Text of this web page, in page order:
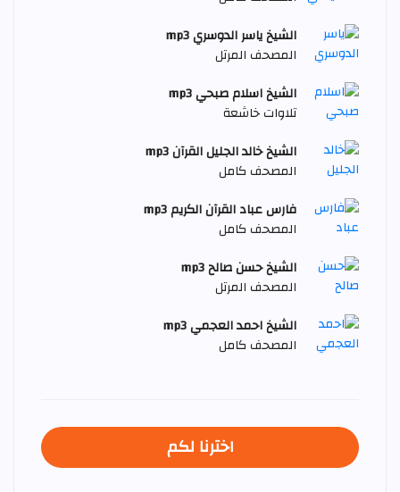
الشيخ ياسر الدوسري mp3
المصحف المرتل
الشيخ اسلام صبحي mp3
تلاوات خاشعة
الشيخ خالد الجليل القرآن mp3
المصحف كامل
فارس عباد القرآن الكريم mp3
المصحف كامل
الشيخ حسن صالح mp3
المصحف المرتل
الشيخ احمد العجمي mp3
المصحف كامل
اخترنا لكم